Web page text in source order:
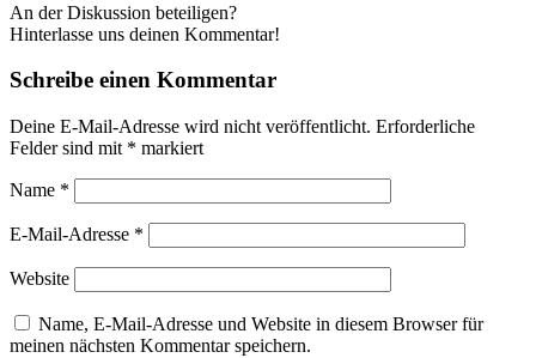
An der Diskussion beteiligen?
Hinterlasse uns deinen Kommentar!
Schreibe einen Kommentar
Deine E-Mail-Adresse wird nicht veröffentlicht. Erforderliche
Felder sind mit * markiert
Name *
E-Mail-Adresse *
Website
Name, E-Mail-Adresse und Website in diesem Browser für
meinen nächsten Kommentar speichern.